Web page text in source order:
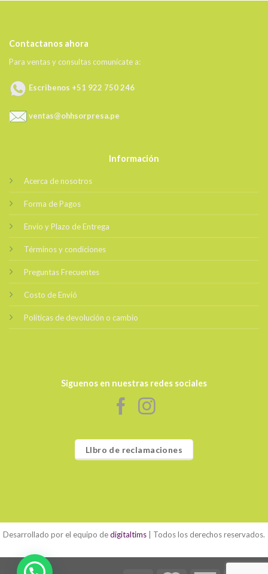
Contactanos ahora
Para ventas y consultas comunícate a:
Escribenos +51 922 750 246
ventas@ohhsorpresa.pe
Información
Acerca de nosotros
Forma de Pagos
Envio y Plazo de Entrega
Términos y condiciones
Preguntas Frecuentes
Costo de Envió
Políticas de devolución o cambio
Siguenos en nuestras redes sociales
LIbro de reclamaciones
Desarrollado por el equipo dedigitaltims | Todos los derechos reservados.